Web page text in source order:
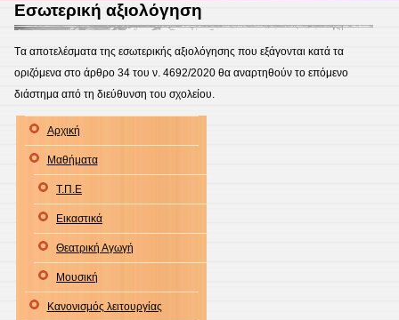
Εσωτερική αξιολόγηση
Tα αποτελέσματα της εσωτερικής αξιολόγησης που εξάγονται κατά τα
οριζόμενα στο άρθρο 34 του ν. 4692/2020 θα αναρτηθούν το επόμενο
διάστημα από τη διεύθυνση του σχολείου.
Αρχική
Μαθήματα
Τ.Π.Ε
Εικαστικά
Θεατρική Αγωγή
Μουσική
Κανονισμός λειτουργίας